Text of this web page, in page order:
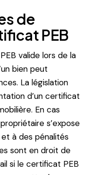
de
PEB
valide lors de la
bien peut
La législation
d’un certificat
En cas
s’expose
à des pénalités
sont en droit de
si le certificat PEB